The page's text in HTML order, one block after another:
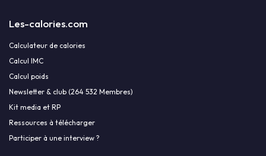
Les-calories.com
Calculateur de calories
Calcul IMC
Calcul poids
Newsletter & club (264 532 Membres)
Kit media et RP
Ressources à télécharger
Participer à une interview ?